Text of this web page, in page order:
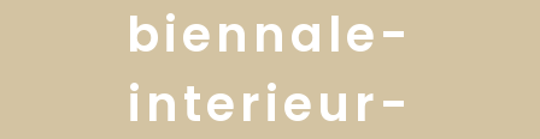
biennale-
interieur-